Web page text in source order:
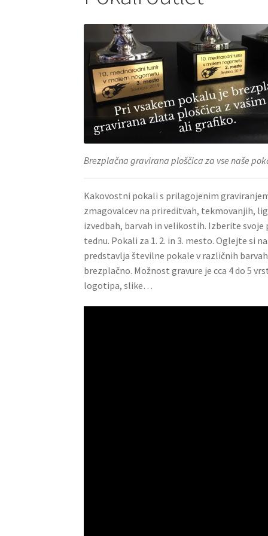
Brezplačna gravirana ploščica za vse naše
Kakovostni pokali s prilagojenim
zmagovalcev na prireditvah, tekmovanjih,
izvedbah, barvah in velikostih. Izberite svoje
tednu. Pokali za 1. 2. in 3. mesto. Oglejte si
predstavlja številne pokale v različnih
brezplačno. Možnost gravure je cca 4 do 5
logotipa, slike…